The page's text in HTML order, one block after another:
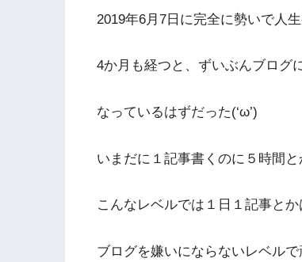
2019年6月7日に完全に勢いで人
4か月も経つと、ずいぶんブログ
なっているはずだった(‘ω’)
いまだに１記事書くのに５時間と
こんなレベルでは１日１記事とか
ブログを嫌いにならないレベルで